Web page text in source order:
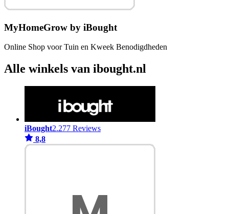
MyHomeGrow by iBought
Online Shop voor Tuin en Kweek Benodigdheden
Alle winkels van ibought.nl
iBought2.277 Reviews
8,8